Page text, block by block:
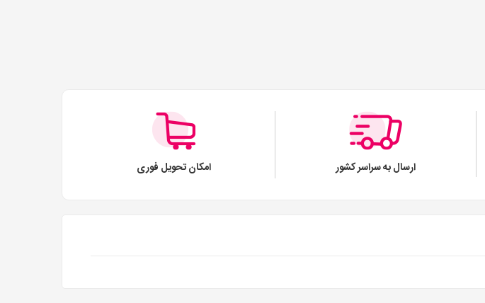
ارسال به سراسر کشور امکان تحویل فوری